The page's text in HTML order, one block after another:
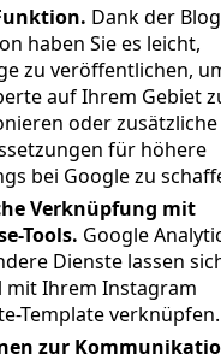
Dank der
haben Sie es leicht,
zu veröffentlichen,
auf Ihrem Gebiet
oder zusätzliche
für höhere
bei Google zu
Verknüpfung mit
Tools. Google
Dienste lassen
mit Ihrem Instagram
Template verknüpfen.
zur